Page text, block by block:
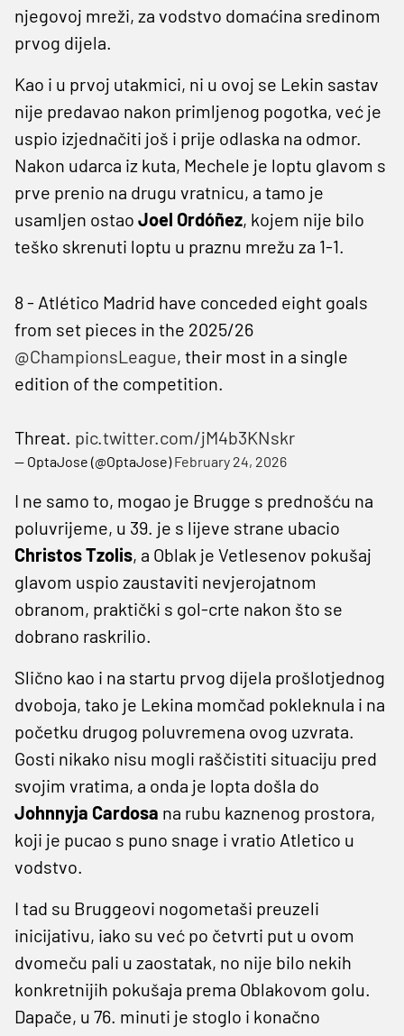
njegovoj mreži, za vodstvo domaćina sredinom
prvog dijela.
Kao i u prvoj utakmici, ni u ovoj se Lekin sastav
nije predavao nakon primljenog pogotka, već je
uspio izjednačiti još i prije odlaska na odmor.
Nakon udarca iz kuta, Mechele je loptu glavom s
prve prenio na drugu vratnicu, a tamo je
usamljen ostao Joel Ordóñez, kojem nije bilo
teško skrenuti loptu u praznu mrežu za 1-1.
8 - Atlético Madrid have conceded eight goals
from set pieces in the 2025/26
@ChampionsLeague, their most in a single
edition of the competition.
Threat. pic.twitter.com/jM4b3KNskr
— OptaJose (@OptaJose)February 24, 2026
I ne samo to, mogao je Brugge s prednošću na
poluvrijeme, u 39. je s lijeve strane ubacio
ChristosTzolis, a Oblak je Vetlesenov pokušaj
glavom uspio zaustaviti nevjerojatnom
obranom, praktički s gol-crte nakon što se
dobrano raskrilio.
Slično kao i na startu prvog dijela prošlotjednog
dvoboja, tako je Lekina momčad pokleknula i na
početku drugog poluvremena ovog uzvrata.
Gosti nikako nisu mogli raščistiti situaciju pred
svojim vratima, a onda je lopta došla do
Johnnyja Cardosa na rubu kaznenog prostora,
koji je pucao s puno snage i vratio Atletico u
vodstvo.
I tad su Bruggeovi nogometaši preuzeli
inicijativu, iako su već po četvrti put u ovom
dvomeču pali u zaostatak, no nije bilo nekih
konkretnijih pokušaja prema Oblakovom golu.
Dapače, u 76. minuti je stoglo i konačno